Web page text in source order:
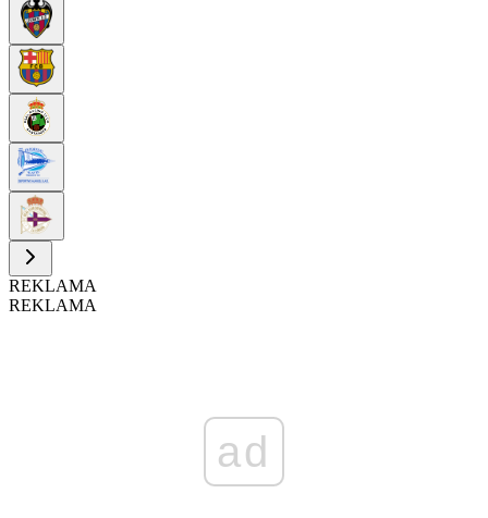
REKLAMA
REKLAMA
ad